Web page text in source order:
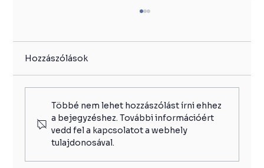
Ultrahang vizsgálat Győr városában
– biztonságos betekintés a szervezet
Hozzászólások
Többé nem lehet hozzászólást írni ehhez
a bejegyzéshez. További információért
vedd fel a kapcsolatot a webhely
tulajdonosával.